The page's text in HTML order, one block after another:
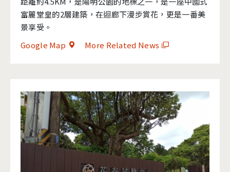
富麗堂皇的2層建築，在迴廊下漫步賞花，更是一番美
景享受。
Google Map
More Related News